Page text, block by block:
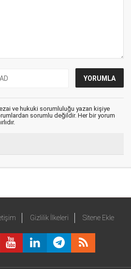
ve hukuki sorumluluğu yazan kişiye
sorumlu değildir. Her bir yorum
Gizlilik İlkeleri Sitene Ekle